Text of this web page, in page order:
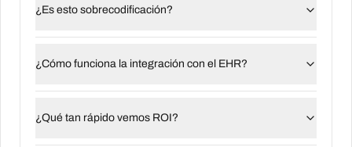
¿Es esto sobrecodificación?
¿Cómo funciona la integración con el EHR?
¿Qué tan rápido vemos ROI?